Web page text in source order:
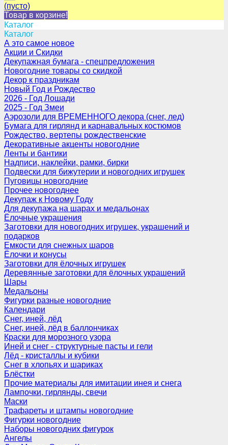
(пусто)
Товар в корзине!
Каталог
Каталог
А это самое новое
Акции и Скидки
Декупажная бумага - спецпредложения
Новогодние товары со скидкой
Декор к праздникам
Новый Год и Рождество
2026 - Год Лошади
2025 - Год Змеи
Аэрозоли для ВРЕМЕННОГО декора (снег, лед)
Бумага для гирлянд и карнавальных костюмов
Рождество, вертепы рождественские
Декоративные акценты новогодние
Ленты и бантики
Надписи, наклейки, рамки, бирки
Подвески для бижутерии и новогодних игрушек
Пуговицы новогодние
Прочее новогоднее
Декупаж к Новому Году
Для декупажа на шарах и медальонах
Ёлочные украшения
Заготовки для новогодних игрушек, украшений и
подарков
Емкости для снежных шаров
Ёлочки и конусы
Заготовки для ёлочных игрушек
Деревянные заготовки для ёлочных украшений
Шары
Медальоны
Фигурки разные новогодние
Календари
Снег, иней, лёд
Снег, иней, лёд в баллончиках
Краски для морозного узора
Иней и снег - структурные пасты и гели
Лёд - кристаллы и кубики
Снег в хлопьях и шариках
Блёстки
Прочие материалы для имитации инея и снега
Лампочки, гирлянды, свечи
Маски
Трафареты и штампы новогодние
Фигурки новогодние
Наборы новогодних фигурок
Ангелы